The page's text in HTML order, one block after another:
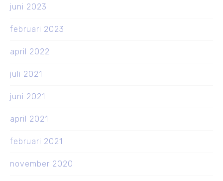
juni 2023
februari 2023
april 2022
juli 2021
juni 2021
april 2021
februari 2021
november 2020